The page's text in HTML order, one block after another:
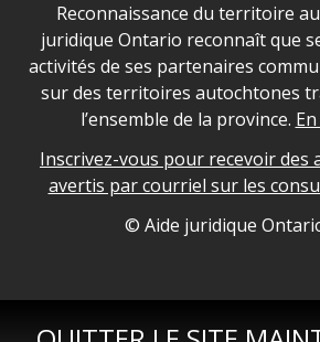
Legal Aid Ontario land
Reconnaissance du territoire
juridique Ontario reconnaît que
activités de ses partenaires
sur des territoires autochtones
l’ensemble de la province.
Inscrivez-vous pour recevoir des
avertis par courriel sur les
Legal Aid Ontario copyright
© Aide juridique